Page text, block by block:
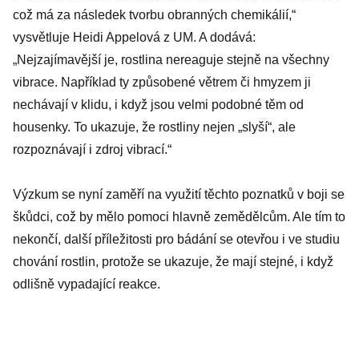
což má za následek tvorbu obranných chemikálií,“
vysvětluje Heidi Appelová z UM. A dodává:
„Nejzajímavější je, rostlina nereaguje stejně na všechny
vibrace. Například ty způsobené větrem či hmyzem ji
nechávají v klidu, i když jsou velmi podobné těm od
housenky. To ukazuje, že rostliny nejen „slyší“, ale
rozpoznávají i zdroj vibrací.“
Výzkum se nyní zaměří na využití těchto poznatků v boji se
škůdci, což by mělo pomoci hlavně zemědělcům. Ale tím to
nekončí, další příležitosti pro bádání se otevřou i ve studiu
chování rostlin, protože se ukazuje, že mají stejné, i když
odlišně vypadající reakce.